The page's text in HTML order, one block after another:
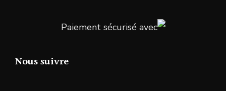
Paiement sécurisé avec
Nous suivre